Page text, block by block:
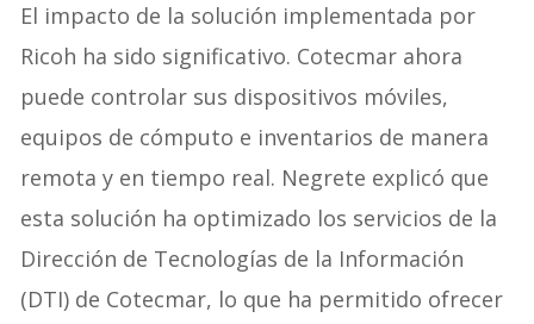
El impacto de la solución implementada por
Ricoh ha sido significativo. Cotecmar ahora
puede controlar sus dispositivos móviles,
equipos de cómputo e inventarios de manera
remota y en tiempo real. Negrete explicó que
esta solución ha optimizado los servicios de la
Dirección de Tecnologías de la Información
(DTI) de Cotecmar, lo que ha permitido ofrecer